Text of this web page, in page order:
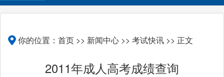
你的位置： 首页 >> 新闻中心 >> 考试快讯 >> 正文
2011年成人高考成绩查询